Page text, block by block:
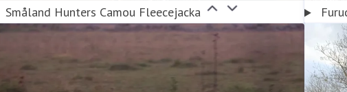
Småland Hunters Camou Fleecejacka